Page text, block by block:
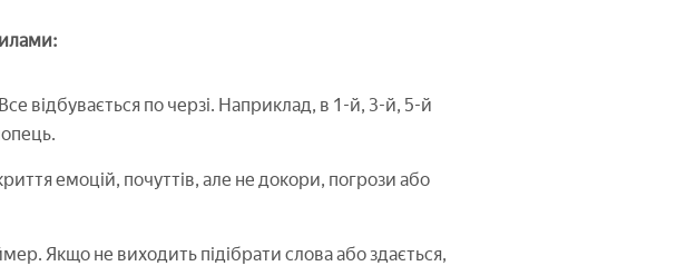
відбувається по черзі. Наприклад, в 1-й, 3-й, 5-й
емоцій, почуттів, але не докори, погрози або
Якщо не виходить підібрати слова або здається,